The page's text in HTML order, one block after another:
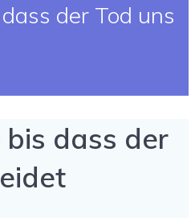
der Tod uns
bis dass der